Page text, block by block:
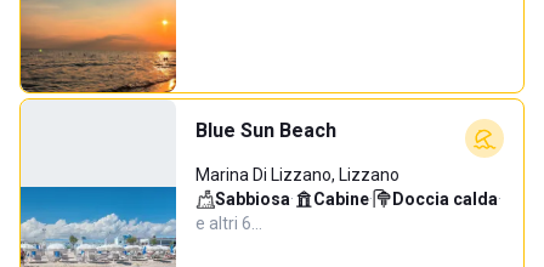
Blue Sun Beach
Marina Di Lizzano, Lizzano
Sabbiosa· Cabine· Doccia calda·
e altri 6…